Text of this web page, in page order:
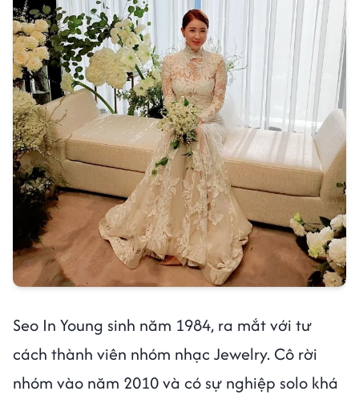
Seo In Young sinh năm 1984, ra mắt với tư
cách thành viên nhóm nhạc Jewelry. Cô rời
nhóm vào năm 2010 và có sự nghiệp solo khá